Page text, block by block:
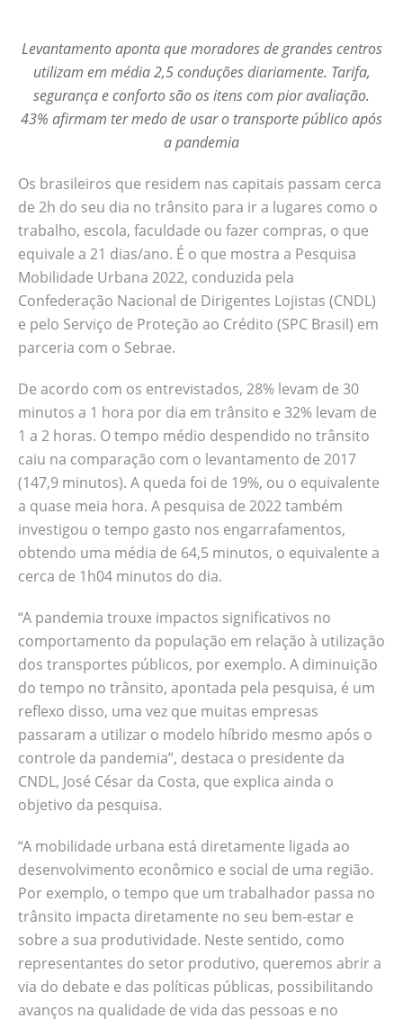
compras, o que equivale a 21 dias/ano. É o
que mostra a Pesquisa Mobilidade Urbana
2022, conduzida pela Confederação
Nacional de Dirigentes Lojistas (CNDL) e
pelo Serviço de Proteção ao Crédito (SPC
Brasil) em parceria com o Sebrae. De acordo
com os entrevistados, 28% levam de 30
minutos a 1 hora por dia em trânsito e 32%
levam de 1 a 2 horas. O tempo médio
despendido no trânsito caiu na comparação
com o levantamento de 2017 (147,9
minutos). A queda foi de 19%, ou o
equivalente a quase meia hora. A pesquisa
nos engarrafamentos, obtendo uma média
de 64,5 minutos, o equivalente a cerca de
1h04 minutos do dia. “A pandemia trouxe
impactos significativos no comportamento
da população em relação à utilização dos
transportes públicos, por exemplo. A
diminuição do tempo…
Levantamento aponta que moradores de grandes centros
utilizam em média 2,5 conduções diariamente. Tarifa,
segurança e conforto são os itens com pior avaliação.
43% afirmam ter medo de usar o transporte público após
a pandemia
Os brasileiros que residem nas capitais passam cerca
de 2h do seu dia no trânsito para ir a lugares como o
trabalho, escola, faculdade ou fazer compras, o que
equivale a 21 dias/ano. É o que mostra a Pesquisa
Mobilidade Urbana 2022, conduzida pela
Confederação Nacional de Dirigentes Lojistas (CNDL)
e pelo Serviço de Proteção ao Crédito (SPC Brasil) em
parceria com o Sebrae.
De acordo com os entrevistados, 28% levam de 30
minutos a 1 hora por dia em trânsito e 32% levam de
1 a 2 horas. O tempo médio despendido no trânsito
caiu na comparação com o levantamento de 2017
(147,9 minutos). A queda foi de 19%, ou o equivalente
a quase meia hora. A pesquisa de 2022 também
investigou o tempo gasto nos engarrafamentos,
obtendo uma média de 64,5 minutos, o equivalente a
cerca de 1h04 minutos do dia.
“A pandemia trouxe impactos significativos no
comportamento da população em relação à utilização
dos transportes públicos, por exemplo. A diminuição
do tempo no trânsito, apontada pela pesquisa, é um
reflexo disso, uma vez que muitas empresas
passaram a utilizar o modelo híbrido mesmo após o
controle da pandemia”, destaca o presidente da
CNDL, José César da Costa, que explica ainda o
objetivo da pesquisa.
“A mobilidade urbana está diretamente ligada ao
desenvolvimento econômico e social de uma região.
Por exemplo, o tempo que um trabalhador passa no
trânsito impacta diretamente no seu bem-estar e
sobre a sua produtividade. Neste sentido, como
representantes do setor produtivo, queremos abrir a
via do debate e das políticas públicas, possibilitando
avanços na qualidade de vida das pessoas e no